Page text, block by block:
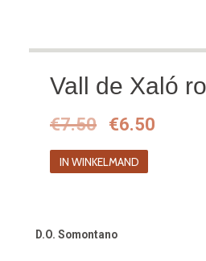
Vall de Xaló
€7.50
prijs
was:
€6.50
IN WINKELMAND
D.O. Somontano